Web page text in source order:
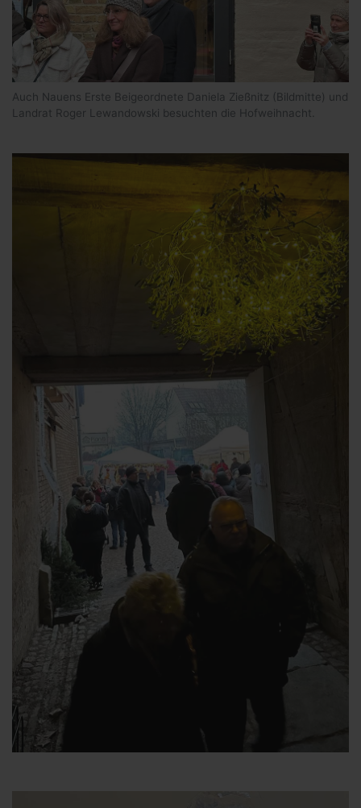
Auch Nauens Erste Beigeordnete Daniela Zießnitz (Bildmitte) und
Landrat Roger Lewandowski besuchten die Hofweihnacht.